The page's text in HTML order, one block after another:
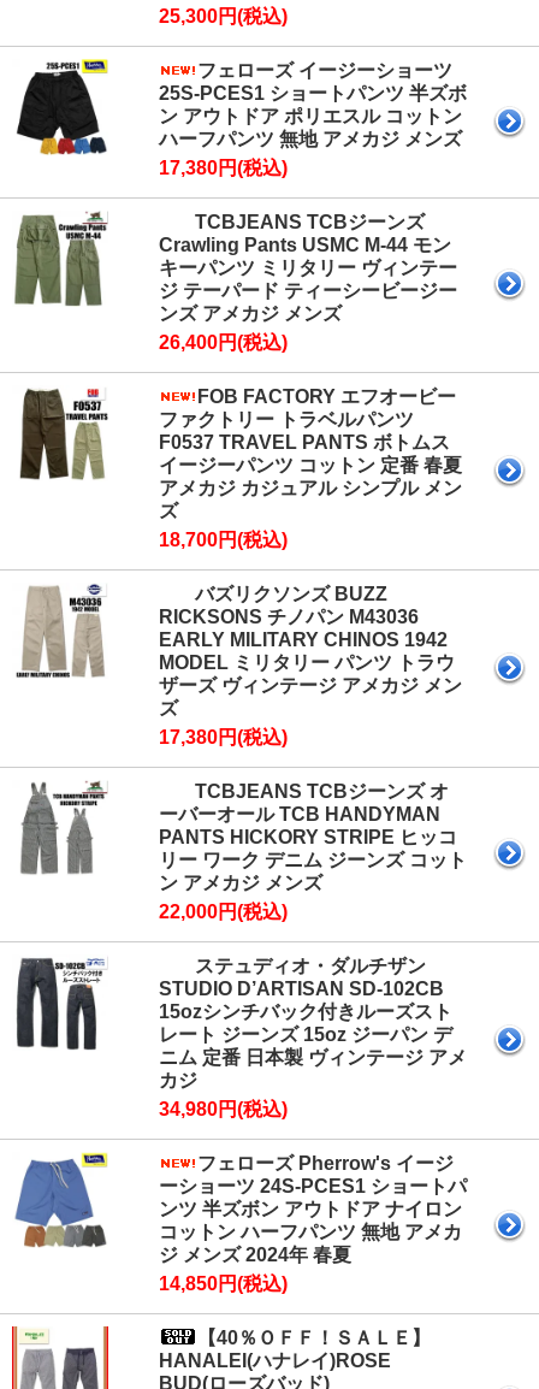
25,300円(税込)
フェローズ イージーショーツ
25S-PCES1 ショートパンツ 半ズボ
ン アウトドア ポリエスル コットン
ハーフパンツ 無地 アメカジ メンズ
17,380円(税込)
TCBJEANS TCBジーンズ
Crawling Pants USMC M-44 モン
キーパンツ ミリタリー ヴィンテー
ジ テーパード ティーシービージー
ンズ アメカジ メンズ
26,400円(税込)
FOB FACTORY エフオービー
ファクトリー トラベルパンツ
F0537 TRAVEL PANTS ボトムス
イージーパンツ コットン 定番 春夏
アメカジ カジュアル シンプル メン
ズ
18,700円(税込)
バズリクソンズ BUZZ
RICKSONS チノパン M43036
EARLY MILITARY CHINOS 1942
MODEL ミリタリー パンツ トラウ
ザーズ ヴィンテージ アメカジ メン
ズ
17,380円(税込)
TCBJEANS TCBジーンズ オ
ーバーオール TCB HANDYMAN
PANTS HICKORY STRIPE ヒッコ
リー ワーク デニム ジーンズ コット
ン アメカジ メンズ
22,000円(税込)
ステュディオ・ダルチザン
STUDIO D’ARTISAN SD-102CB
15ozシンチバック付きルーズスト
レート ジーンズ 15oz ジーパン デ
ニム 定番 日本製 ヴィンテージ アメ
カジ
34,980円(税込)
フェローズ Pherrow's イージ
ーショーツ 24S-PCES1 ショートパ
ンツ 半ズボン アウトドア ナイロン
コットン ハーフパンツ 無地 アメカ
ジ メンズ 2024年 春夏
14,850円(税込)
【40％ＯＦＦ！ＳＡＬＥ】
HANALEI(ハナレイ)ROSE
BUD(ローズバッド)